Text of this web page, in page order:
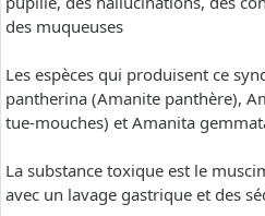
des muqueuses
Les espèces qui produisent ce
pantherina (Amanite panthère),
tue-mouches) et Amanita
La substance toxique est le
avec un lavage gastrique et des